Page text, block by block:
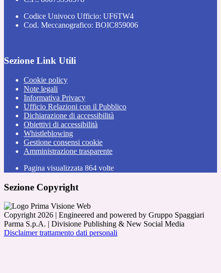
Codice Univoco Ufficio: UF6TW4
Cod. Meccanografico: BOIC859006
Sezione Link Utili
Cookie policy
Note legali
Informativa Privacy
Ufficio Relazioni con il Pubblico
Dichiarazione di accessibilità
Obiettivi di accessibilità
Whistleblowing
Gestione consensi cookie
Amministrazione trasparente
Pagina visualizzata 864 volte
Sezione Copyright
Copyright 2026 | Engineered and powered by Gruppo Spaggiari
Parma S.p.A. | Divisione Publishing & New Social Media
Disclaimer trattamento dati personali